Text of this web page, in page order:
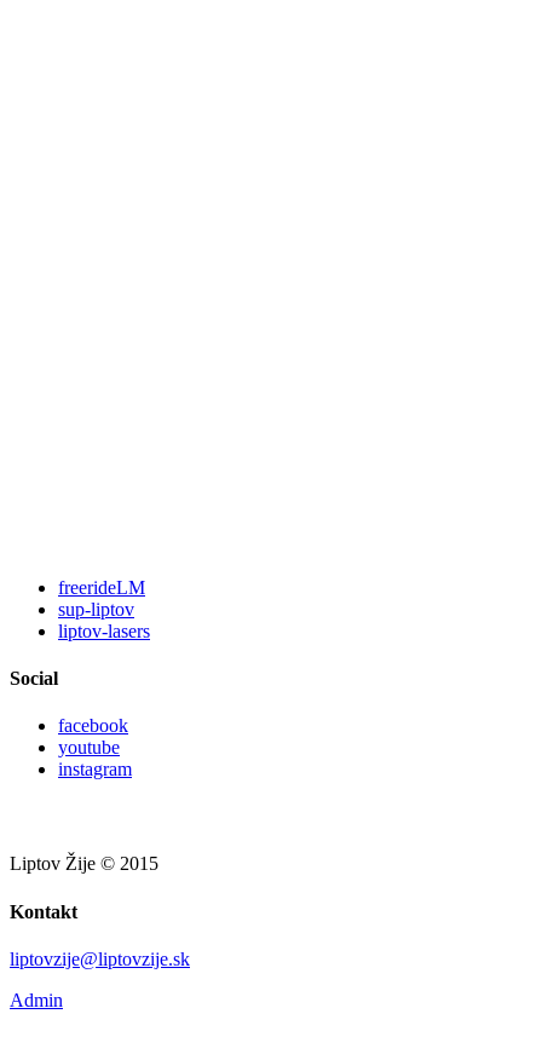
freerideLM
sup-liptov
liptov-lasers
Social
facebook
youtube
instagram
Liptov Žije © 2015
Kontakt
liptovzije@liptovzije.sk
Admin